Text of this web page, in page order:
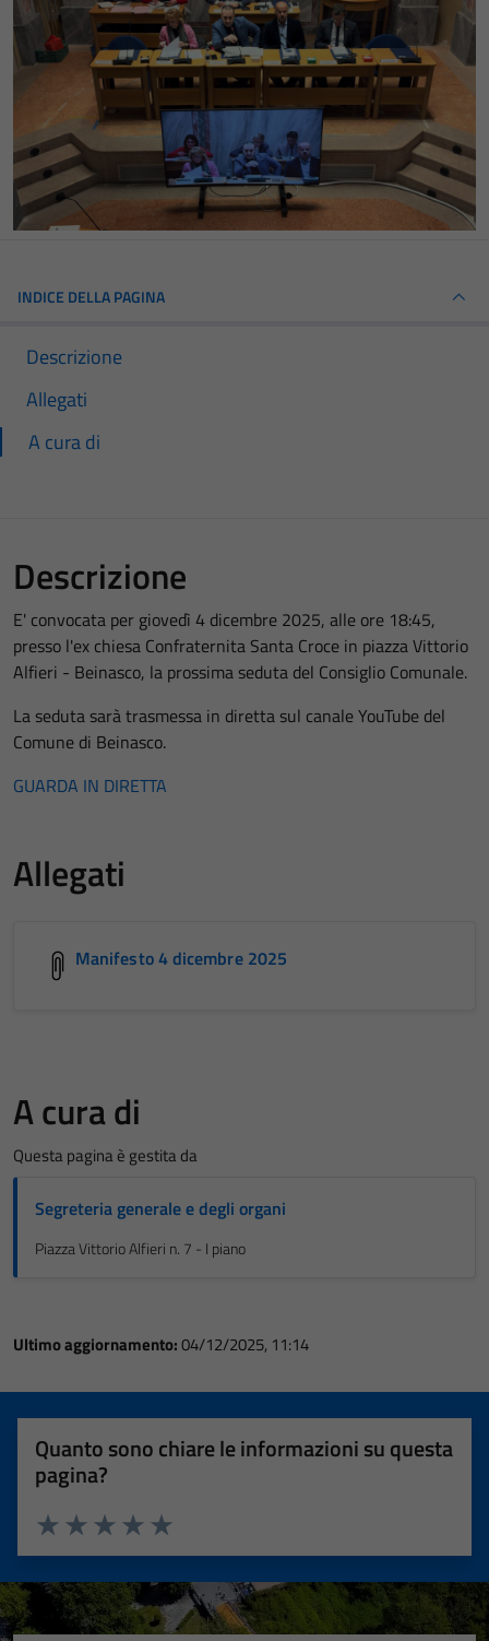
INDICE DELLA PAGINA
Descrizione
Allegati
A cura di
Descrizione
E' convocata per giovedì 4 dicembre 2025, alle ore 18:45,
presso l'ex chiesa Confraternita Santa Croce in piazza Vittorio
Alfieri - Beinasco, la prossima seduta del Consiglio Comunale.
La seduta sarà trasmessa in diretta sul canale YouTube del
Comune di Beinasco.
GUARDA IN DIRETTA
Allegati
Manifesto 4 dicembre 2025
A cura di
Questa pagina è gestita da
Segreteria generale e degli organi
Piazza Vittorio Alfieri n. 7 - I piano
Ultimo aggiornamento:04/12/2025, 11:14
Quanto sono chiare le informazioni su questa
pagina?
Valuta 5 stelle su 5
Valuta 4 stelle su 5
Valuta 3 stelle su 5
Valuta 2 stelle su 5
Valuta 1 stelle su 5